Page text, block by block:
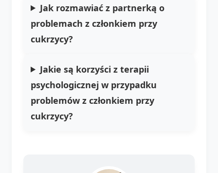
Jak rozmawiać z partnerką o
problemach z członkiem przy
cukrzycy?
Jakie są korzyści z terapii
psychologicznej w przypadku
problemów z członkiem przy
cukrzycy?